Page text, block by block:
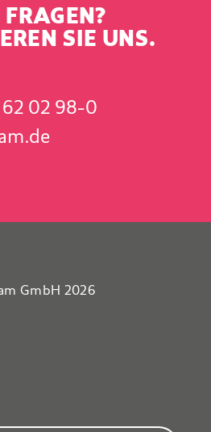
SIE UNS.
02 98-0
GmbH 2026